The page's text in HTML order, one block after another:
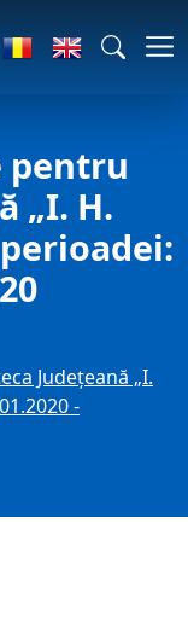
pentru
„I. H.
Judeţeană „I.
-